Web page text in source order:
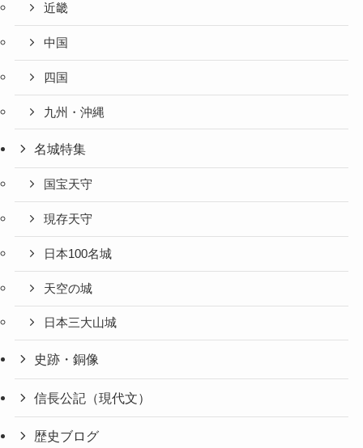
近畿
中国
四国
九州・沖縄
名城特集
国宝天守
現存天守
日本100名城
天空の城
日本三大山城
史跡・銅像
信長公記（現代文）
歴史ブログ